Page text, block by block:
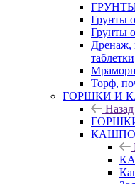
Грунты
Грунты
Дренаж,
таблетки
Торф,
ГОРШКИ И
Назад
КАШПО